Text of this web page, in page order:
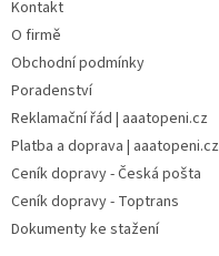
Kontakt
O firmě
Obchodní podmínky
Poradenství
Reklamační řád | aaatopeni.cz
Platba a doprava | aaatopeni.cz
Ceník dopravy - Česká pošta
Ceník dopravy - Toptrans
Dokumenty ke stažení